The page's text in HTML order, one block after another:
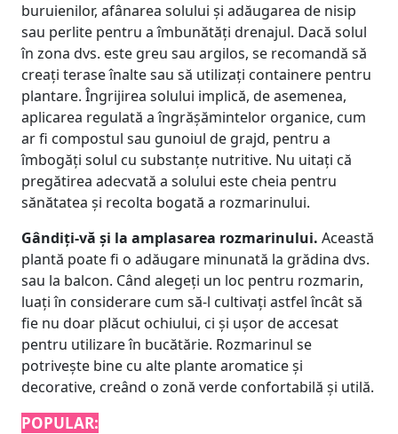
buruienilor, afânarea solului și adăugarea de nisip
sau perlite pentru a îmbunătăți drenajul. Dacă solul
în zona dvs. este greu sau argilos, se recomandă să
creați terase înalte sau să utilizați containere pentru
plantare. Îngrijirea solului implică, de asemenea,
aplicarea regulată a îngrășămintelor organice, cum
ar fi compostul sau gunoiul de grajd, pentru a
îmbogăți solul cu substanțe nutritive. Nu uitați că
pregătirea adecvată a solului este cheia pentru
sănătatea și recolta bogată a rozmarinului.
Gândiți-vă și la amplasarea rozmarinului. Această
plantă poate fi o adăugare minunată la grădina dvs.
sau la balcon. Când alegeți un loc pentru rozmarin,
luați în considerare cum să-l cultivați astfel încât să
fie nu doar plăcut ochiului, ci și ușor de accesat
pentru utilizare în bucătărie. Rozmarinul se
potrivește bine cu alte plante aromatice și
decorative, creând o zonă verde confortabilă și utilă.
POPULAR: